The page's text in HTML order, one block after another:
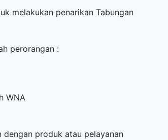
melakukan penarikan Tabungan
perorangan :
WNA
produk atau pelayanan